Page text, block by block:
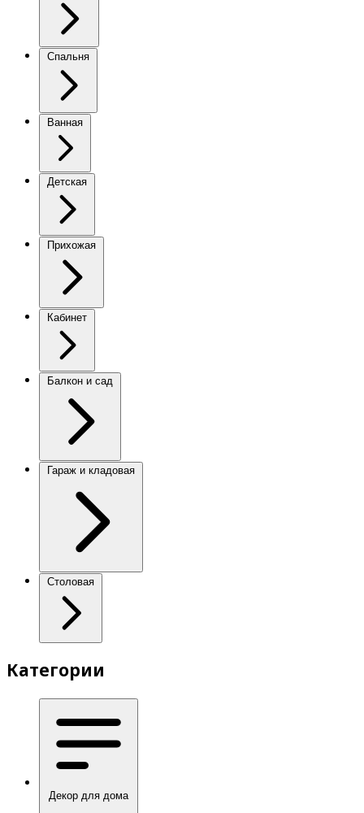
Спальня
Ванная
Детская
Прихожая
Кабинет
Балкон и сад
Гараж и кладовая
Столовая
Категории
Декор для дома